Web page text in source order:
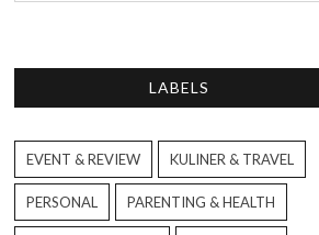
LABELS
EVENT & REVIEW KULINER & TRAVEL
PERSONAL PARENTING & HEALTH